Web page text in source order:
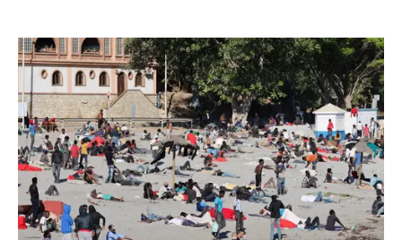
Crisis migratoria